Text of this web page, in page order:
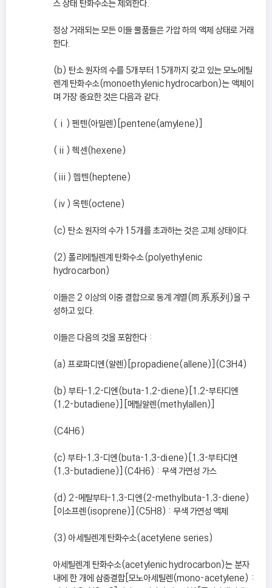
스 상태 탄화수소는 제외한다.
정상 거래되는 모든 이들 물품들은 가압 하의 액체 상태로 거래
한다.
(b) 탄소 원자의 수를 5개부터 15개까지 갖고 있는 모노에틸
렌계 탄화수소(monoethylenic hydrocarbon)는 액체이
며 가장 중요한 것은 다음과 같다.
(ⅰ) 펜텐(아밀렌)[pentene(amylene)]
(ⅱ) 헥센(hexene)
(ⅲ) 헵텐(heptene)
(ⅳ) 옥텐(octene)
(c) 탄소 원자의 수가 15개를 초과하는 것은 고체 상태이다.
(2) 폴리에틸렌계 탄화수소(polyethylenic
hydrocarbon)
이들은 2 이상의 이중 결합으로 동계 계열(同系系列)을 구
성하고 있다.
이들은 다음의 것을 포함한다 :
(a) 프로파디엔(알렌)[propadiene(allene)](C3H4)
(b) 부타-1,2-디엔(buta-1,2-diene)[1,2-부타디엔
(1,2-butadiene)][메틸알렌(methylallen)]
(C4H6)
(c) 부타-1,3-디엔(buta-1,3-diene)[1,3-부타디엔
(1,3-butadiene)](C4H6) : 무색 가연성 가스
(d) 2-메탈부타-1,3-디엔(2-methylbuta-1,3-diene)
[이소프렌(isoprene)](C5H8) : 무색 가연성 액체
(3) 아세틸렌계 탄화수소(acetylene series)
아세틸렌계 탄화수소(acetylenic hydrocarbon)는 분자
내에 한 개에 삼중결합[모노아세틸렌(mono-acetylene) :